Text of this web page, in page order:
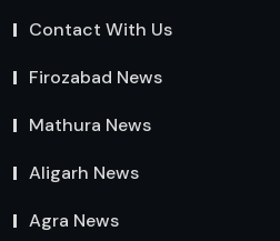
Contact With Us
Firozabad News
Mathura News
Aligarh News
Agra News